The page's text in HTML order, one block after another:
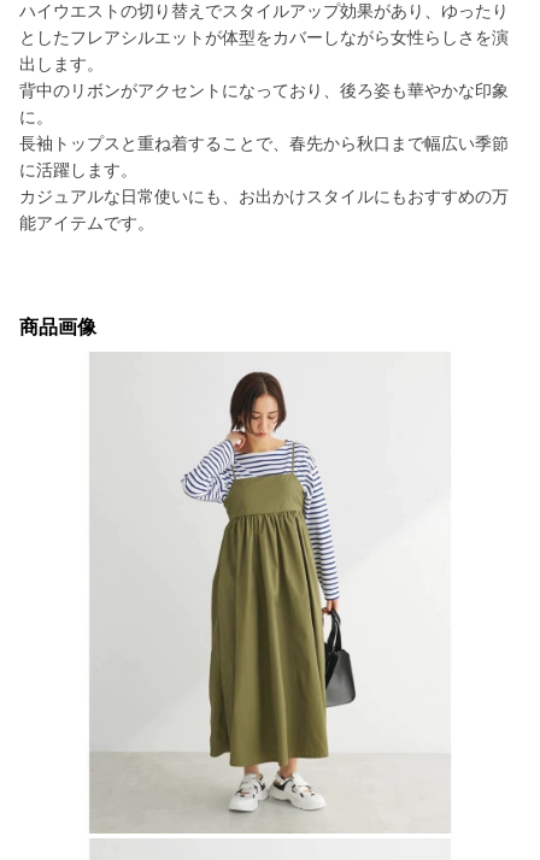
ハイウエストの切り替えでスタイルアップ効果があり、ゆったり
としたフレアシルエットが体型をカバーしながら女性らしさを演
出します。
背中のリボンがアクセントになっており、後ろ姿も華やかな印象
に。
長袖トップスと重ね着することで、春先から秋口まで幅広い季節
に活躍します。
カジュアルな日常使いにも、お出かけスタイルにもおすすめの万
能アイテムです。
商品画像